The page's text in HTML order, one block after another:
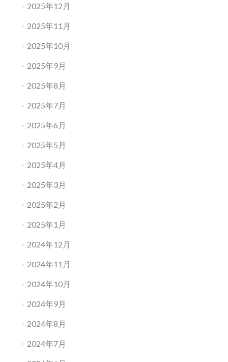
2025年12月
2025年11月
2025年10月
2025年9月
2025年8月
2025年7月
2025年6月
2025年5月
2025年4月
2025年3月
2025年2月
2025年1月
2024年12月
2024年11月
2024年10月
2024年9月
2024年8月
2024年7月